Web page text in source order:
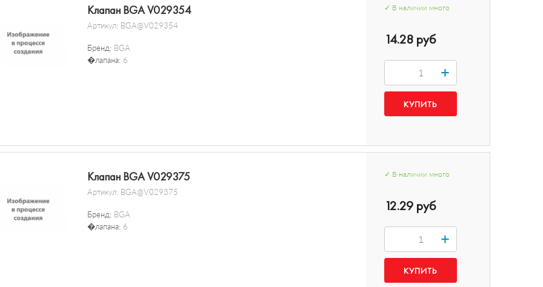
Клапан BGA V029354
Артикул: BGA@V029354
Бренд: BGA
�лапана: 6
✓ В наличии много
14.28 руб
+
Клапан BGA V029375
Артикул: BGA@V029375
Бренд: BGA
�лапана: 6
✓ В наличии много
12.29 руб
+